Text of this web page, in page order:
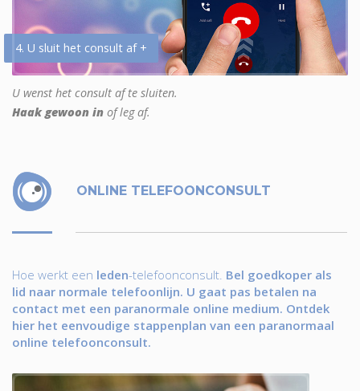
4. U sluit het consult af +
U wenst het consult af te sluiten.
Haak gewoon in of leg af.
ONLINE TELEFOONCONSULT
Hoe werkt een leden-telefoonconsult. Bel goedkoper als
lid naar normale telefoonlijn. U gaat pas betalen na
contact met een paranormale online medium. Ontdek
hier het eenvoudige stappenplan van een paranormaal
online telefoonconsult.